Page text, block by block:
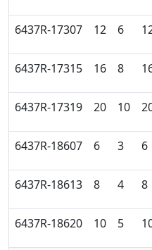
6437R-17307 12 6
6437R-17315 16 8
6437R-17319 20 10
6437R-18607 6 3 6
6437R-18613 8 4 8
6437R-18620 10 5